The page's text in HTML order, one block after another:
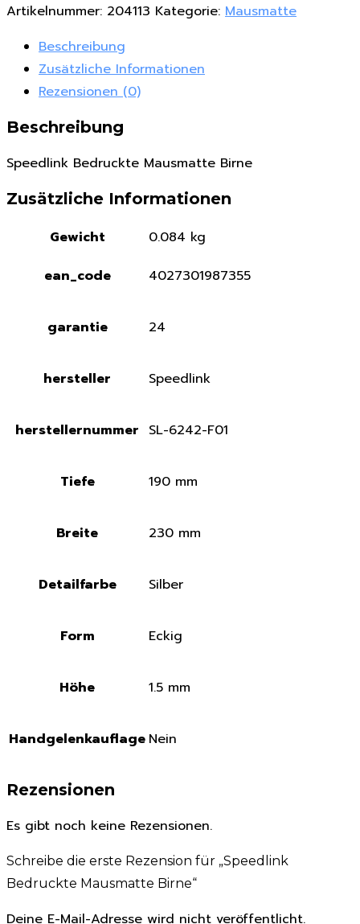
Artikelnummer: 204113 Kategorie: Mausmatte
Beschreibung
Zusätzliche Informationen
Rezensionen (0)
Beschreibung
Speedlink Bedruckte Mausmatte Birne
Zusätzliche Informationen
Gewicht
0.084 kg
ean_code
4027301987355
garantie 24
hersteller Speedlink
herstellernummer SL-6242-F01
Tiefe 190 mm
Breite 230 mm
Detailfarbe Silber
Form Eckig
Höhe 1.5 mm
Handgelenkauflage Nein
Rezensionen
Es gibt noch keine Rezensionen.
Schreibe die erste Rezension für „Speedlink
Bedruckte Mausmatte Birne“
Deine E-Mail-Adresse wird nicht veröffentlicht.